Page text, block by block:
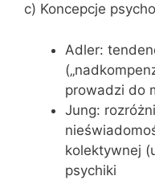
c) Koncepcje
Adler:
prowadzi do
Jung:
kolektywnej
psychiki